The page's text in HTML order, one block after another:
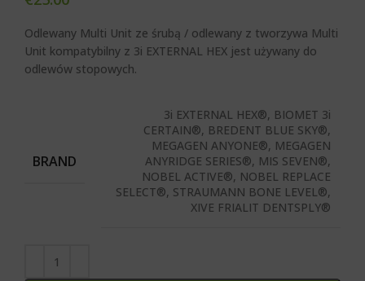
Odlewany Multi Unit ze śrubą / odlewany z tworzywa Multi
Unit kompatybilny z 3i EXTERNAL HEX jest używany do
odlewów stopowych.
BRAND
3i EXTERNAL HEX®, BIOMET 3i
CERTAIN®, BREDENT BLUE SKY®,
MEGAGEN ANYONE®, MEGAGEN
ANYRIDGE SERIES®, MIS SEVEN®,
NOBEL ACTIVE®, NOBEL REPLACE
SELECT®, STRAUMANN BONE LEVEL®,
XIVE FRIALIT DENTSPLY®